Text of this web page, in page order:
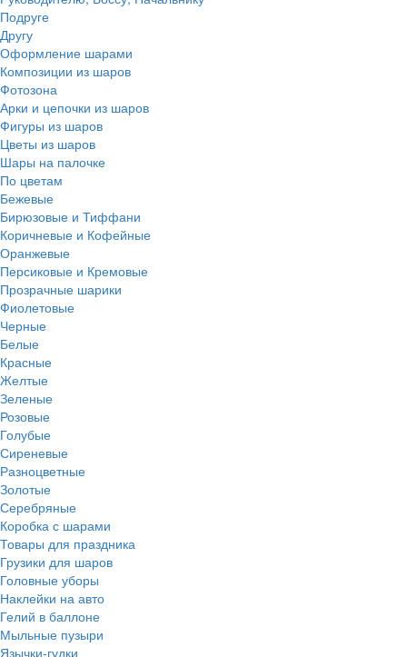
Подруге
Другу
Оформление шарами
Композиции из шаров
Фотозона
Арки и цепочки из шаров
Фигуры из шаров
Цветы из шаров
Шары на палочке
По цветам
Бежевые
Бирюзовые и Тиффани
Коричневые и Кофейные
Оранжевые
Персиковые и Кремовые
Прозрачные шарики
Фиолетовые
Черные
Белые
Красные
Желтые
Зеленые
Розовые
Голубые
Сиреневые
Разноцветные
Золотые
Серебряные
Коробка с шарами
Товары для праздника
Грузики для шаров
Головные уборы
Наклейки на авто
Гелий в баллоне
Мыльные пузыри
Язычки-гудки